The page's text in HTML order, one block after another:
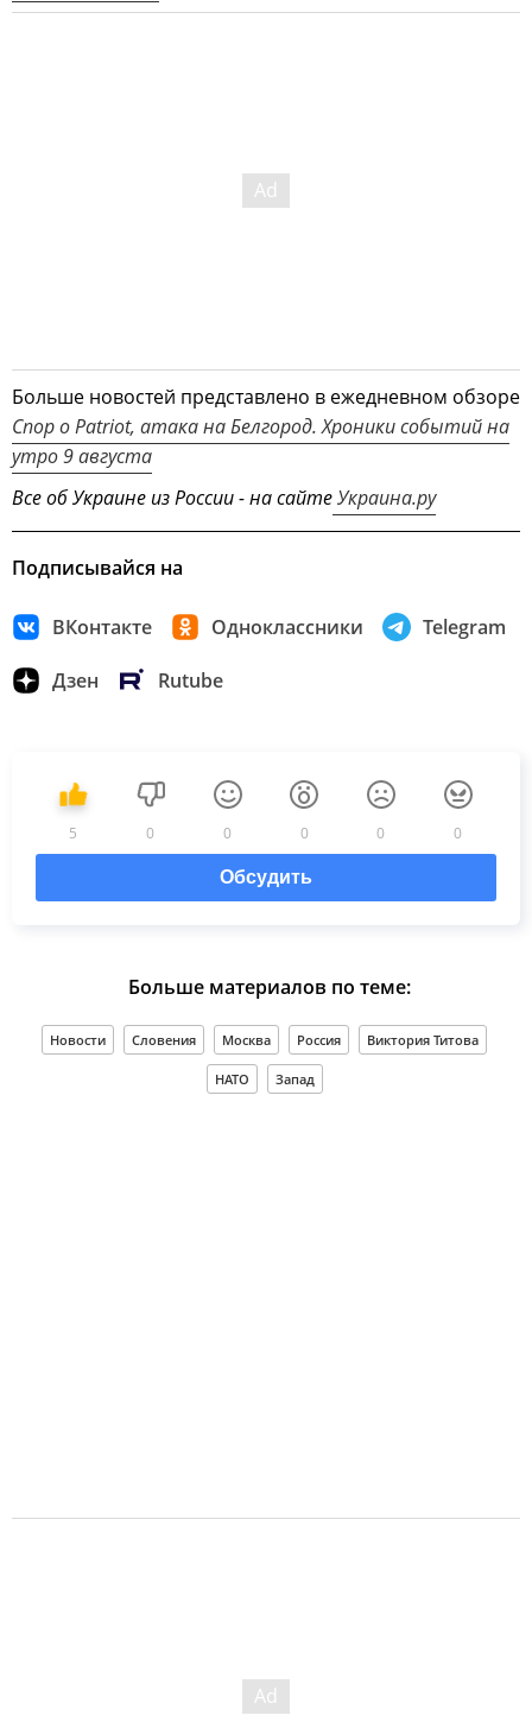
Больше новостей представлено в ежедневном обзоре
Спор о Patriot, атака на Белгород. Хроники событий на
утро 9 августа
Все об Украине из России - на сайтеУкраина.ру
Подписывайся на
ВКонтакте Одноклассники Telegram
Дзен Rutube
5 0 0 0 0 0
Обсудить
Больше материалов по теме:
Новости Словения Москва Россия Виктория Титова
НАТО Запад